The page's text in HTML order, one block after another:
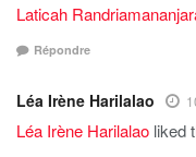
Laticah
Répondre
Léa Irène Harilalao
Léa Irène Harilalao liked